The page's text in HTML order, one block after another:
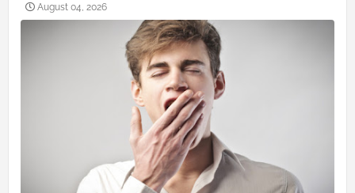
August 04, 2026